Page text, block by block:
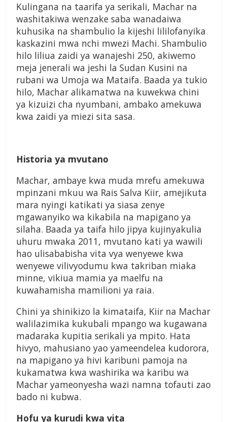
Kulingana na taarifa ya serikali, Machar na
washitakiwa wenzake saba wanadaiwa
kuhusika na shambulio la kijeshi lililofanyika
kaskazini mwa nchi mwezi Machi. Shambulio
hilo liliua zaidi ya wanajeshi 250, akiwemo
meja jenerali wa jeshi la Sudan Kusini na
rubani wa Umoja wa Mataifa. Baada ya tukio
hilo, Machar alikamatwa na kuwekwa chini
ya kizuizi cha nyumbani, ambako amekuwa
kwa zaidi ya miezi sita sasa.
Historia ya mvutano
Machar, ambaye kwa muda mrefu amekuwa
mpinzani mkuu wa Rais Salva Kiir, amejikuta
mara nyingi katikati ya siasa zenye
mgawanyiko wa kikabila na mapigano ya
silaha. Baada ya taifa hilo jipya kujinyakulia
uhuru mwaka 2011, mvutano kati ya wawili
hao ulisababisha vita vya wenyewe kwa
wenyewe vilivyodumu kwa takriban miaka
minne, vikiua mamia ya maelfu na
kuwahamisha mamilioni ya raia.
Chini ya shinikizo la kimataifa, Kiir na Machar
walilazimika kukubali mpango wa kugawana
madaraka kupitia serikali ya mpito. Hata
hivyo, mahusiano yao yameendelea kudorora,
na mapigano ya hivi karibuni pamoja na
kukamatwa kwa washirika wa karibu wa
Machar yameonyesha wazi namna tofauti zao
bado ni kubwa.
Hofu ya kurudi kwa vita